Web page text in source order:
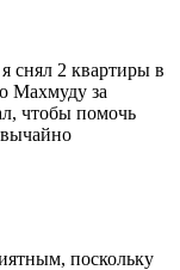
снял 2 квартиры в
Махмуду за
чтобы помочь
поскольку